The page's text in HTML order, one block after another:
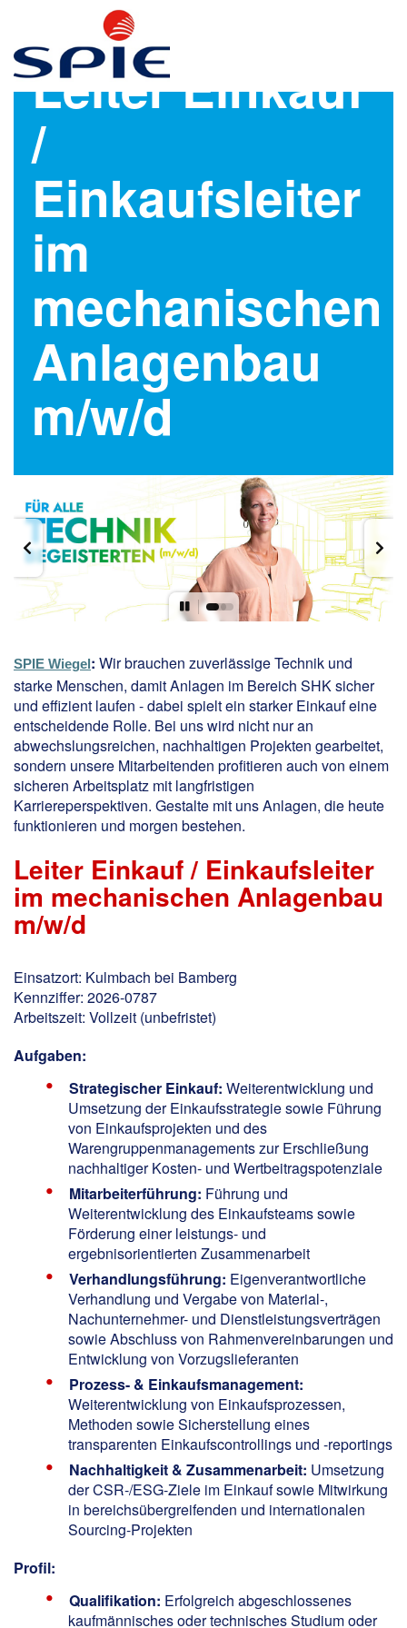
Leiter Einkauf
/
Einkaufsleiter
im
mechanischen
Anlagenbau
m/w/d
SPIE Wiegel : Wir brauchen zuverlässige Technik und
starke Menschen, damit Anlagen im Bereich SHK sicher
und effizient laufen - dabei spielt ein starker Einkauf eine
entscheidende Rolle. Bei uns wird nicht nur an
abwechslungsreichen, nachhaltigen Projekten gearbeitet,
sondern unsere Mitarbeitenden profitieren auch von einem
sicheren Arbeitsplatz mit langfristigen
Karriereperspektiven. Gestalte mit uns Anlagen, die heute
funktionieren und morgen bestehen.
Leiter Einkauf / Einkaufsleiter
im mechanischen Anlagenbau
m/w/d
Einsatzort: Kulmbach bei Bamberg
Kennziffer: 2026-0787
Arbeitszeit: Vollzeit (unbefristet)
Aufgaben:
Strategischer Einkauf: Weiterentwicklung und
Umsetzung der Einkaufsstrategie sowie Führung
von Einkaufsprojekten und des
Warengruppenmanagements zur Erschließung
nachhaltiger Kosten- und Wertbeitragspotenziale
Mitarbeiterführung: Führung und
Weiterentwicklung des Einkaufsteams sowie
Förderung einer leistungs- und
ergebnisorientierten Zusammenarbeit
Verhandlungsführung: Eigenverantwortliche
Verhandlung und Vergabe von Material-,
Nachunternehmer- und Dienstleistungsverträgen
sowie Abschluss von Rahmenvereinbarungen und
Entwicklung von Vorzugslieferanten
Prozess- & Einkaufsmanagement:
Weiterentwicklung von Einkaufsprozessen,
Methoden sowie Sicherstellung eines
transparenten Einkaufscontrollings und -reportings
Nachhaltigkeit & Zusammenarbeit: Umsetzung
der CSR-/ESG-Ziele im Einkauf sowie Mitwirkung
in bereichsübergreifenden und internationalen
Sourcing-Projekten
Profil:
Qualifikation: Erfolgreich abgeschlossenes
kaufmännisches oder technisches Studium oder